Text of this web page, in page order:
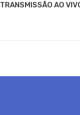
TRANSMISSÃO AO